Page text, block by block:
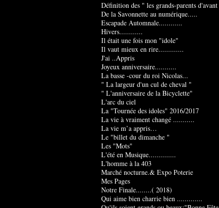
Définition des " les grands-parents
De la Savonnette au numérique.....
Escapade Automnale............
Hivers............
Il était une fois mon "idole"
Il vaut mieux en rire.............
J'ai ..Appris
Joyeux anniversaire...........
La basse -cour du roi Nicolas...
" La largeur d'un cul de cheval "
" L'anniversaire de la Bicyclette"
L'arc du ciel
La "Tournée des idoles" 2016/2017
La vie à vraiment changé ...........
La vie m’a appris…
Le "billet du dimanche "
Les "Mots"
L'été en Musique..............
L'homme à la 403
Marché nocturne.& Expo Poterie
Mes Pages
Notre Finale........( 2018)
Qui aime bien charrie bien .............